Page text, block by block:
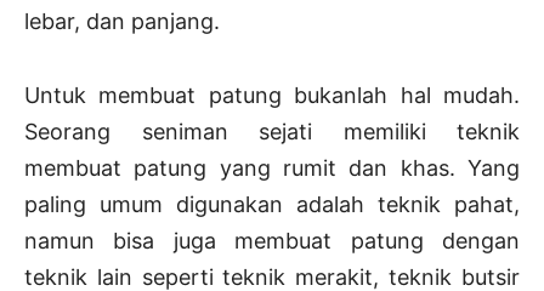
lebar, dan panjang.
Untuk membuat patung bukanlah hal mudah.
Seorang seniman sejati memiliki teknik
membuat patung yang rumit dan khas. Yang
paling umum digunakan adalah teknik pahat,
namun bisa juga membuat patung dengan
teknik lain seperti teknik merakit, teknik butsir